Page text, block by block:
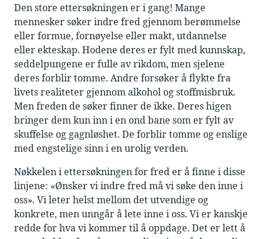
Den store ettersøkningen er i gang! Mange
mennesker søker indre fred gjennom berømmelse
eller formue, fornøyelse eller makt, utdannelse
eller ekteskap. Hodene deres er fylt med kunnskap,
seddelpungene er fulle av rikdom, men sjelene
deres forblir tomme. Andre forsøker å flykte fra
livets realiteter gjennom alkohol og stoffmisbruk.
Men freden de søker finner de ikke. Deres higen
bringer dem kun inn i en ond bane som er fylt av
skuffelse og gagnløshet. De forblir tomme og enslige
med engstelige sinn i en urolig verden.
Nøkkelen i ettersøkningen for fred er å finne i disse
linjene: «Ønsker vi indre fred må vi søke den inne i
oss». Vi leter helst mellom det utvendige og
konkrete, men unngår å lete inne i oss. Vi er kanskje
redde for hva vi kommer til å oppdage. Det er lett å